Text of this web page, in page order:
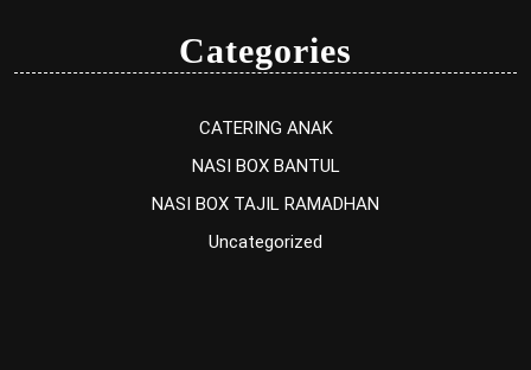
Categories
CATERING ANAK
NASI BOX BANTUL
NASI BOX TAJIL RAMADHAN
Uncategorized